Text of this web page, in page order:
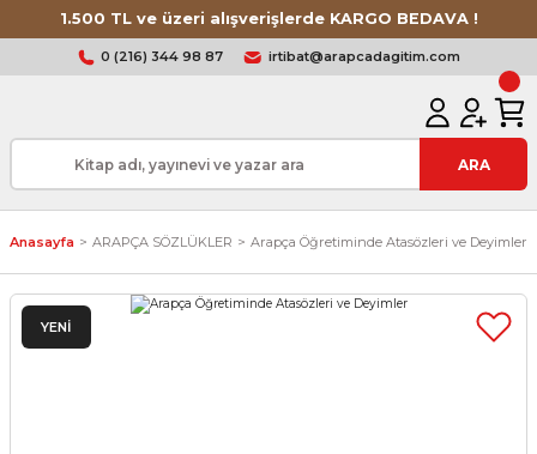
1.500 TL ve üzeri alışverişlerde KARGO BEDAVA !
0 (216) 344 98 87 irtibat@arapcadagitim.com
ARA
Anasayfa ARAPÇA SÖZLÜKLER Arapça Öğretiminde Atasözleri ve Deyimler
YENİ